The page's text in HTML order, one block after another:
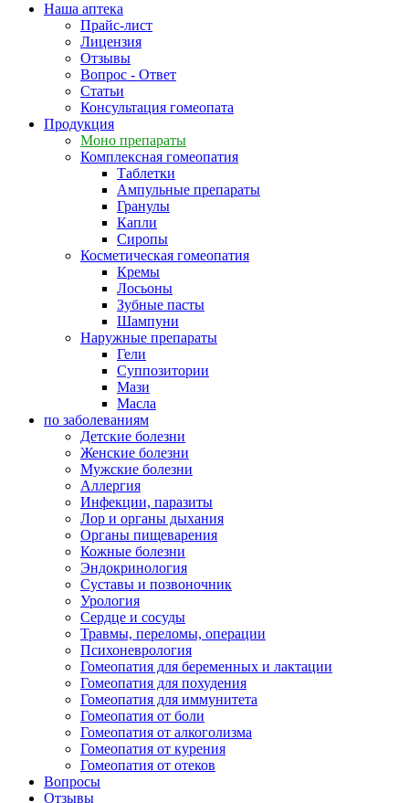
Наша аптека
Прайс-лист
Лицензия
Отзывы
Вопрос - Ответ
Статьи
Консультация гомеопата
Продукция
Моно препараты
Комплексная гомеопатия
Таблетки
Ампульные препараты
Гранулы
Капли
Сиропы
Косметическая гомеопатия
Кремы
Лосьоны
Зубные пасты
Шампуни
Наружные препараты
Гели
Суппозитории
Мази
Масла
по заболеваниям
Детские болезни
Женские болезни
Мужские болезни
Аллергия
Инфекции, паразиты
Лор и органы дыхания
Органы пищеварения
Кожные болезни
Эндокринология
Суставы и позвоночник
Урология
Сердце и сосуды
Травмы, переломы, операции
Психоневрология
Гомеопатия для беременных и лактации
Гомеопатия для похудения
Гомеопатия для иммунитета
Гомеопатия от боли
Гомеопатия от алкоголизма
Гомеопатия от курения
Гомеопатия от отеков
Вопросы
Отзывы